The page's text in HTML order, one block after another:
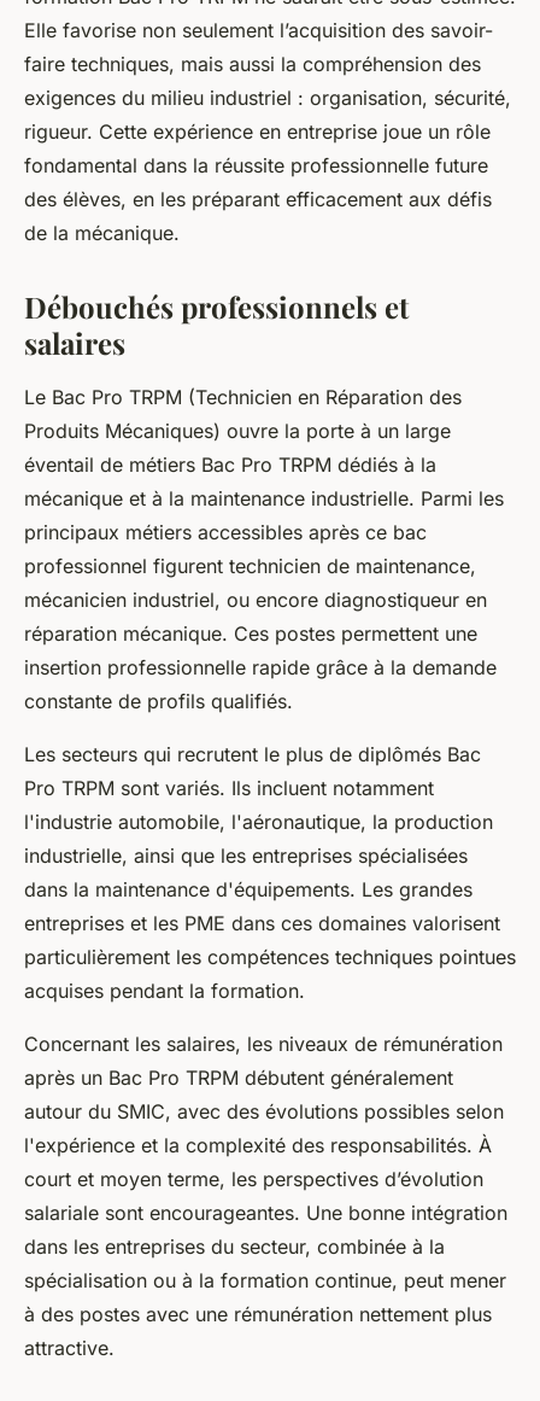
Elle favorise non seulement l’acquisition des savoir-
faire techniques, mais aussi la compréhension des
exigences du milieu industriel : organisation, sécurité,
rigueur. Cette expérience en entreprise joue un rôle
fondamental dans la réussite professionnelle future
des élèves, en les préparant efficacement aux défis
de la mécanique.
Débouchés professionnels et
salaires
Le Bac Pro TRPM (Technicien en Réparation des
Produits Mécaniques) ouvre la porte à un large
éventail de métiers Bac Pro TRPM dédiés à la
mécanique et à la maintenance industrielle. Parmi les
principaux métiers accessibles après ce bac
professionnel figurent technicien de maintenance,
mécanicien industriel, ou encore diagnostiqueur en
réparation mécanique. Ces postes permettent une
insertion professionnelle rapide grâce à la demande
constante de profils qualifiés.
Les secteurs qui recrutent le plus de diplômés Bac
Pro TRPM sont variés. Ils incluent notamment
l'industrie automobile, l'aéronautique, la production
industrielle, ainsi que les entreprises spécialisées
dans la maintenance d'équipements. Les grandes
entreprises et les PME dans ces domaines valorisent
particulièrement les compétences techniques pointues
acquises pendant la formation.
Concernant les salaires, les niveaux de rémunération
après un Bac Pro TRPM débutent généralement
autour du SMIC, avec des évolutions possibles selon
l'expérience et la complexité des responsabilités. À
court et moyen terme, les perspectives d’évolution
salariale sont encourageantes. Une bonne intégration
dans les entreprises du secteur, combinée à la
spécialisation ou à la formation continue, peut mener
à des postes avec une rémunération nettement plus
attractive.